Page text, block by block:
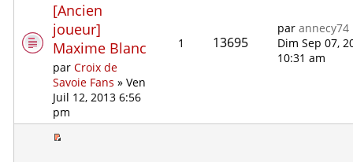
[Ancien
joueur]
Maxime Blanc
parCroix de
Savoie Fans » Ven
Juil 12, 2013 6:56
pm
1 13695
parannecy74
Dim Sep 07,
10:31 am